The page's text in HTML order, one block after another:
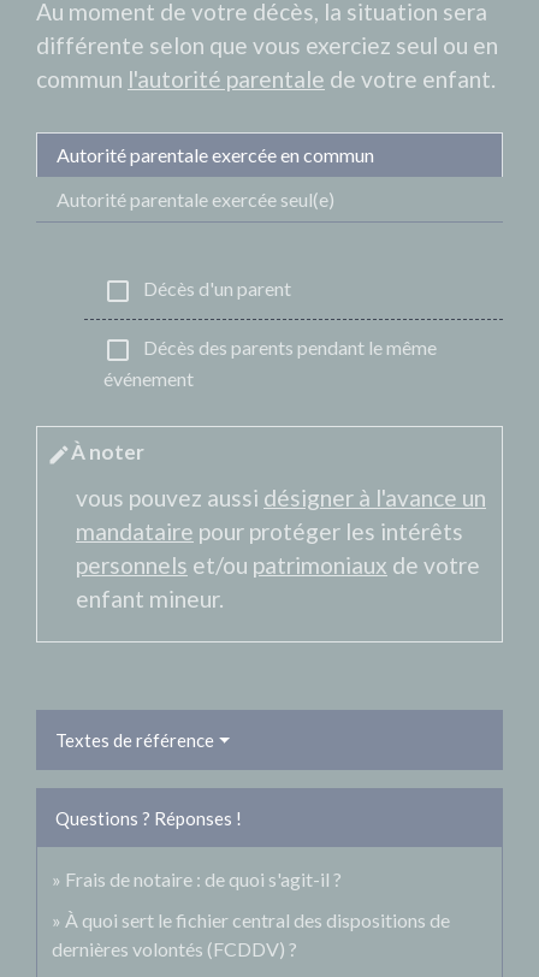
Au moment de votre décès, la situation sera
différente selon que vous exerciez seul ou en
commun l'autorité parentale de votre enfant.
Autorité parentale exercée en commun
Autorité parentale exercée seul(e)
check_box_outline_blank Décès d'un parent
check_box_outline_blank
Décès des parents pendant le même
événement
editÀ noter
vous pouvez aussi désigner à l'avance un
mandataire pour protéger les intérêts
personnels et/ou patrimoniaux de votre
enfant mineur.
Textes de référence
Questions ? Réponses !
Frais de notaire : de quoi s'agit-il ?
À quoi sert le fichier central des dispositions de
dernières volontés (FCDDV) ?